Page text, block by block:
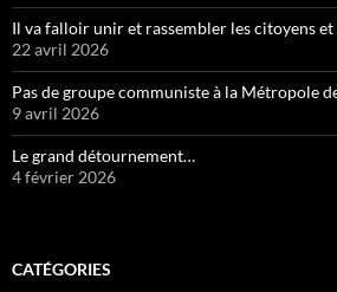
Il va falloir unir et rassembler les citoyens
22 avril 2026
Pas de groupe communiste à la Métropole
9 avril 2026
Le grand détournement…
4 février 2026
CATÉGORIES